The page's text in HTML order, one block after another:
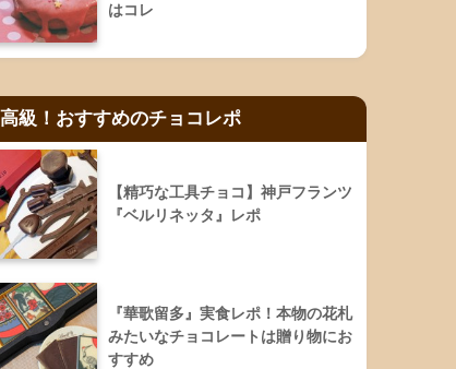
はコレ
高級！おすすめのチョコレポ
【精巧な工具チョコ】神戸フランツ
『ベルリネッタ』レポ
『華歌留多』実食レポ！本物の花札
みたいなチョコレートは贈り物にお
すすめ